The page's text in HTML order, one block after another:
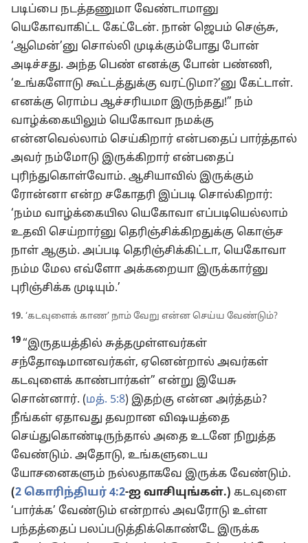
படிப்பை நடத்தணுமா வேண்டாமானு
யெகோவாகிட்ட கேட்டேன். நான் ஜெபம் செஞ்சு,
‘ஆமென்’னு சொல்லி முடிக்கும்போது போன்
அடிச்சது. அந்த பெண் எனக்கு போன் பண்ணி,
‘உங்களோடு கூட்டத்துக்கு வரட்டுமா?’னு கேட்டாள்.
எனக்கு ரொம்ப ஆச்சரியமா இருந்தது!” நம்
வாழ்க்கையிலும் யெகோவா நமக்கு
என்னவெல்லாம் செய்கிறார் என்பதைப் பார்த்தால்
அவர் நம்மோடு இருக்கிறார் என்பதைப்
புரிந்துகொள்வோம். ஆசியாவில் இருக்கும்
ரோன்னா என்ற சகோதரி இப்படி சொல்கிறார்:
‘நம்ம வாழ்க்கையில யெகோவா எப்படியெல்லாம்
உதவி செய்றார்னு தெரிஞ்சிக்கிறதுக்கு கொஞ்ச
நாள் ஆகும். அப்படி தெரிஞ்சிக்கிட்டா, யெகோவா
நம்ம மேல எவ்ளோ அக்கறையா இருக்கார்னு
புரிஞ்சிக்க முடியும்.’
19. ‘கடவுளைக் காண’ நாம் வேறு என்ன செய்ய வேண்டும்?
19“இருதயத்தில் சுத்தமுள்ளவர்கள்
சந்தோஷமானவர்கள், ஏனென்றால் அவர்கள்
கடவுளைக் காண்பார்கள்” என்று இயேசு
சொன்னார். (மத். 5:8) இதற்கு என்ன அர்த்தம்?
நீங்கள் ஏதாவது தவறான விஷயத்தை
செய்துகொண்டிருந்தால் அதை உடனே நிறுத்த
வேண்டும். அதோடு, உங்களுடைய
யோசனைகளும் நல்லதாகவே இருக்க வேண்டும்.
(2 கொரிந்தியர் 4:2-ஐ வாசியுங்கள்.) கடவுளை
‘பார்க்க’ வேண்டும் என்றால் அவரோடு உள்ள
பந்தத்தைப் பலப்படுத்திக்கொண்டே இருக்க